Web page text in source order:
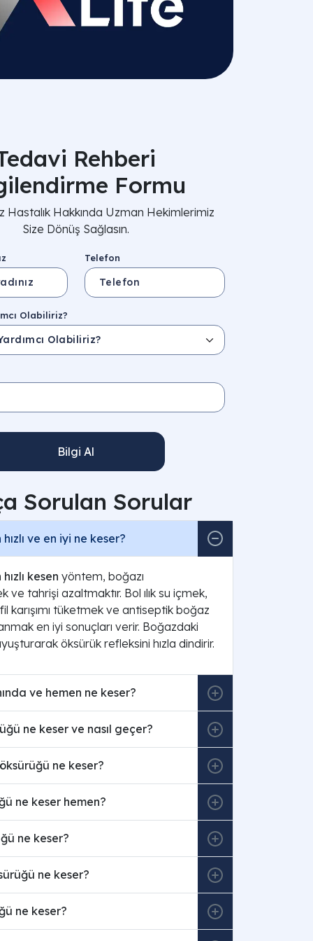
Rehberi
Formu
Hastalık Hakkında Uzman Hekimlerimiz
Size Dönüş Sağlasın.
Telefon
Olabiliriz?
Bilgi Al
Sorulan Sorular
ve en iyi ne keser?
kesen yöntem, boğazı
ve tahrişi azaltmaktır. Bol ılık su içmek,
karışımı tüketmek ve antiseptik boğaz
en iyi sonuçları verir. Boğazdaki
öksürük refleksini hızla dindirir.
ve hemen ne keser?
ne keser ve nasıl geçer?
ne keser?
ne keser hemen?
ne keser?
ne keser?
ne keser?